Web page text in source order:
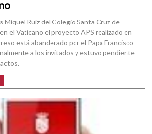
Miquel Ruíz del Colegio Santa Cruz de
el Vaticano el proyecto APS realizado en
está abanderado por el Papa Francisco
a los invitados y estuvo pendiente